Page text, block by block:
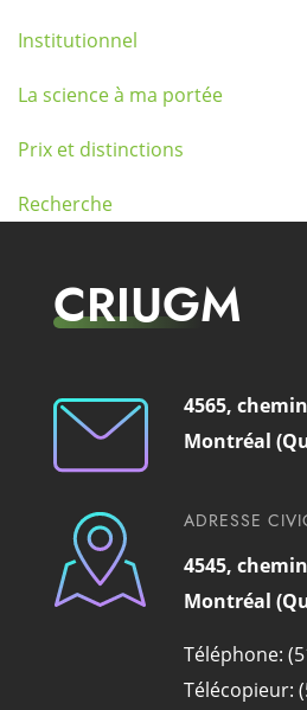
Institutionnel
La science à ma portée
Prix et distinctions
Recherche
CRIUGM
4565,
Montréal
ADRESSE
4545,
Montréal
Téléphone:
Télécopieur: